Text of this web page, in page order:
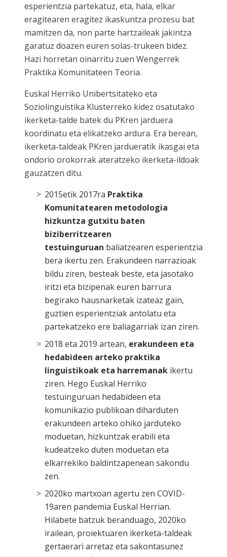
esperientzia partekatuz, eta, hala, elkar
eragitearen eragitez ikaskuntza prozesu bat
mamitzen da, non parte hartzaileak jakintza
garatuz doazen euren solas-trukeen bidez.
Hazi horretan oinarritu zuen Wengerrek
Praktika Komunitateen Teoria.
Euskal Herriko Unibertsitateko eta
Soziolinguistika Klusterreko kidez osatutako
ikerketa-talde batek du PKren jarduera
koordinatu eta elikatzeko ardura. Era berean,
ikerketa-taldeak PKren jardueratik ikasgai eta
ondorio orokorrak ateratzeko ikerketa-ildoak
gauzatzen ditu.
2015etik 2017ra Praktika
Komunitatearen metodologia
hizkuntza gutxitu baten
biziberritzearen
testuinguruan baliatzearen esperientzia
bera ikertu zen. Erakundeen narrazioak
bildu ziren, besteak beste, eta jasotako
iritzi eta bizipenak euren barrura
begirako hausnarketak izateaz gain,
guztien esperientziak antolatu eta
partekatzeko ere baliagarriak izan ziren.
2018 eta 2019 artean, erakundeen eta
hedabideen arteko praktika
linguistikoak eta harremanak ikertu
ziren. Hego Euskal Herriko
testuinguruan hedabideen eta
komunikazio publikoan diharduten
erakundeen arteko ohiko jarduteko
moduetan, hizkuntzak erabili eta
kudeatzeko duten moduetan eta
elkarrekiko baldintzapenean sakondu
zen.
2020ko martxoan agertu zen COVID-
19aren pandemia Euskal Herrian.
Hilabete batzuk beranduago, 2020ko
irailean, proiektuaren ikerketa-taldeak
gertaerari arretaz eta sakontasunez